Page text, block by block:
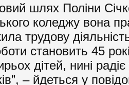
шлях Поліни
коледжу вона
трудову
становить 45
дітей, нині
– йдеться у